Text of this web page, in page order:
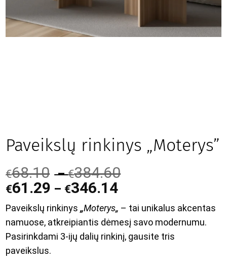
Paveikslų rinkinys „Moterys”
€68.10 –€384.60
€61.29 – €346.14
Paveikslų rinkinys„Moterys„ – tai unikalus akcentas
namuose, atkreipiantis dėmesį savo modernumu.
Pasirinkdami 3-ijų dalių rinkinį, gausite tris
paveikslus.